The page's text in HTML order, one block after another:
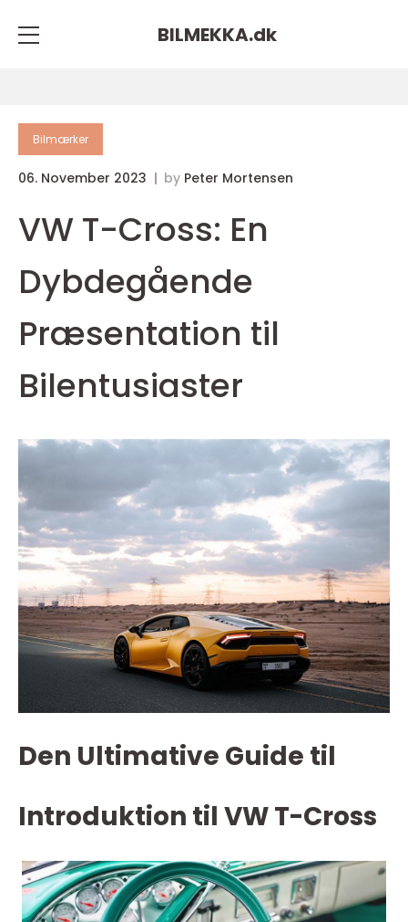
BILMEKKA.dk
Bilmærker
06. November 2023 by Peter Mortensen
VW T-Cross: En
Dybdegående
Præsentation til
Bilentusiaster
Den Ultimative Guide til
Introduktion til VW T-Cross